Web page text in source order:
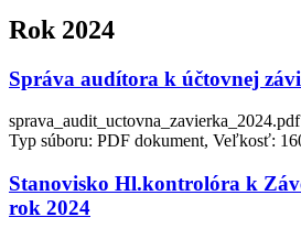
Rok 2024
Správa audítora k účtovnej
sprava_audit_uctovna_zavierka_2024.pdf
Typ súboru: PDF dokument, Veľkosť:
Stanovisko Hl.kontrolóra k
rok 2024